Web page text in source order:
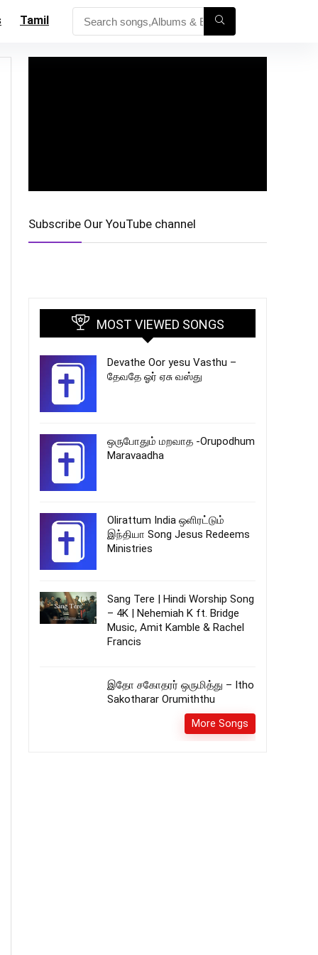
Tamil
Subscribe Our YouTube channel
MOST VIEWED SONGS
Devathe Oor yesu Vasthu –
தேவதே ஓர் ஏசு வஸ்து
ஒருபோதும் மறவாத -Orupodhum
Maravaadha
Olirattum India ஒளிரட்டும்
இந்தியா Song Jesus Redeems
Ministries
Sang Tere | Hindi Worship Song
– 4K | Nehemiah K ft. Bridge
Music, Amit Kamble & Rachel
Francis
இதோ சகோதரர் ஒருமித்து – Itho
Sakotharar Orumiththu
More Songs